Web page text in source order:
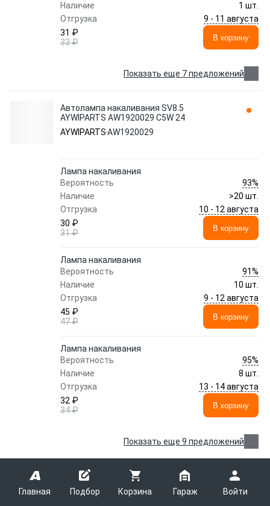
Главная Подбор Корзина Гараж Войти
Наличие
1 шт.
Отгрузка
9 - 11 августа
31 ₽
33 ₽
В корзину
Показать еще 7 предложений
Автолампа накаливания SV8.5
AYWIPARTS AW1920029 C5W 24
AYWIPARTSAW1920029
Лампа накаливания
Вероятность
93%
Наличие
>20 шт.
Отгрузка
10 - 12 августа
30 ₽
31 ₽
В корзину
Лампа накаливания
Вероятность
91%
Наличие
10 шт.
Отгрузка
9 - 12 августа
45 ₽
47 ₽
В корзину
Лампа накаливания
Вероятность
95%
Наличие
8 шт.
Отгрузка
13 - 14 августа
32 ₽
34 ₽
В корзину
Показать еще 9 предложений
Автолампа накаливания SV8.5
AYWIPARTS AW1920026 C10W 12